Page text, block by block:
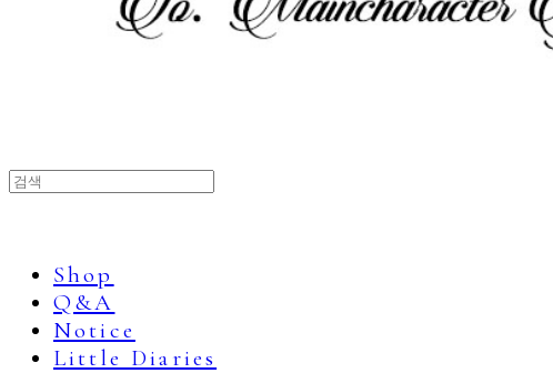
Shop
Q&A
Notice
Little Diaries